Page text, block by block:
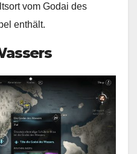
vom Godai des
enthält.